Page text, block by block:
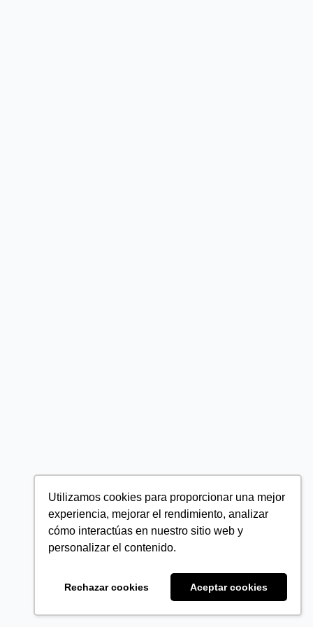
Utilizamos cookies para proporcionar una mejor
experiencia, mejorar el rendimiento, analizar
cómo interactúas en nuestro sitio web y
personalizar el contenido.
Rechazar cookies Aceptar cookies